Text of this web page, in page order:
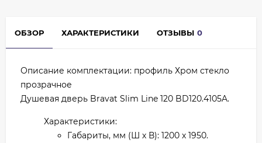
ОБЗОР ХАРАКТЕРИСТИКИ ОТЗЫВЫ 0
Описание комплектации: профиль Хром стекло
прозрачное
Душевая дверь Bravat Slim Line 120 BD120.4105A.
Характеристики:
Габариты, мм (Ш х В): 1200 х 1950.